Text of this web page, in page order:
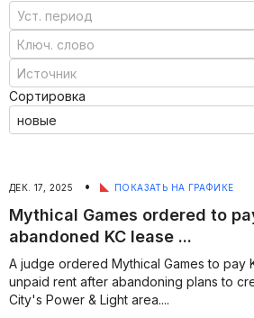
Сортировка
ДЕК. 17, 2025 • ПОКАЗАТЬ НА ГРАФИКЕ
Mythical Games ordered to
abandoned KC lease ...
A judge ordered Mythical Games to pay
unpaid rent after abandoning plans to
City's Power & Light area....